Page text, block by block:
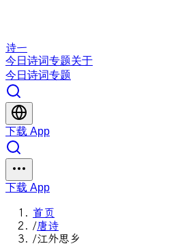
诗一
今日 诗词专题关于
今日 诗词专题
下载 App
下载 App
首页
/唐诗
/江外思乡